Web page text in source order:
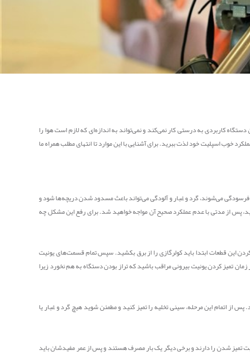
کاربردی به درستی کار نمی‌کند و نمی‌تواند به اندازه‌ای که لازم است هوا را
وجود دارد که با رفع آن‌ها می‌توانید از عملکرد خوب اسپلیت خود لذت ببرید. برای آشنایی با این موارد تا انتهای مطلب همراه ما
می‌شوند، گرد و غبار و آلودگی می‌تواند باعث مسدود شدن دریچه‌ها شود و
پس از مدتی با عدم عملکرد صحیح آن مواجه خواهید شد. برای رفع این مشکل چه
این قطعات ابتدا باید کولرگازی را از برق بکشید. سپس تمام قسمت‌های یونیت
تمیز کردن یونیت بیرونی مراقب باشید که تراز بودن دستگاه به هم نخورد زیرا
از اتمام این مرحله، سینی تخلیه را تمیز کنید و مطمئن شوید هیچ گرد و غبار یا
تمیز شدن را دارند و برخی دیگر یک بار مصرف هستند و پس از عمر مفیدشان باید